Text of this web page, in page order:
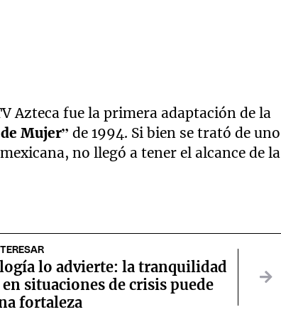
Azteca fue la primera adaptación de la
de Mujer”de 1994. Si bien se trató de uno
no llegó a tener el alcance de la
lo advierte: la tranquilidad
situaciones de crisis puede
fortaleza